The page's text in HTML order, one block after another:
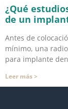
¿Qué
de un
Antes de
mínimo, una
para implante
Leer más >